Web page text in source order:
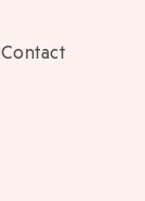
Contact